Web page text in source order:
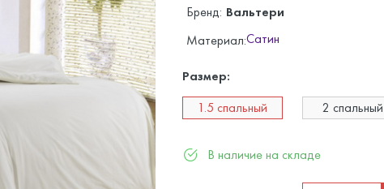
Бренд: Вальтери
Материал:Сатин
Размер:
1.5 спальный
2 спальный
В наличие на складе